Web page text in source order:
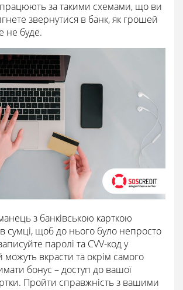
за такими схемами, що ви
звернутися в банк, як грошей
не буде.
з банківською карткою
сумці, щоб до нього було непросто
паролі та CVV-код у
можуть вкрасти та окрім самого
бонус – доступ до вашої
Пройти справжність з вашими